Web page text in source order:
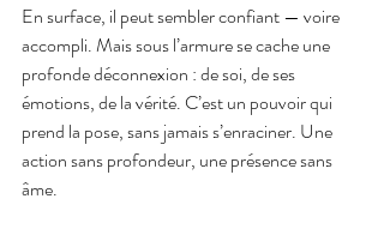
En surface, il peut sembler confiant — voire
accompli. Mais sous l’armure se cache une
profonde déconnexion : de soi, de ses
émotions, de la vérité. C’est un pouvoir qui
prend la pose, sans jamais s’enraciner. Une
action sans profondeur, une présence sans
âme.